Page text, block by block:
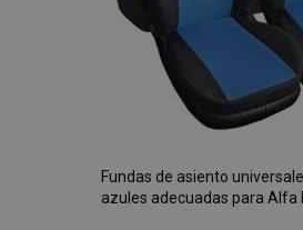
Fundas de asiento
azules adecuadas para Alfa